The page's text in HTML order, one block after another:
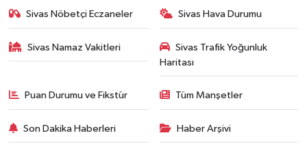
Sivas Nöbetçi Eczaneler Sivas Hava Durumu
Sivas Namaz Vakitleri
Sivas Trafik Yoğunluk
Haritası
Puan Durumu ve Fikstür Tüm Manşetler
Son Dakika Haberleri Haber Arşivi